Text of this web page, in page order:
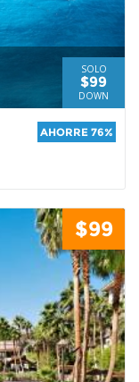
SOLO
$99
DOWN
AHORRE 76%
$99